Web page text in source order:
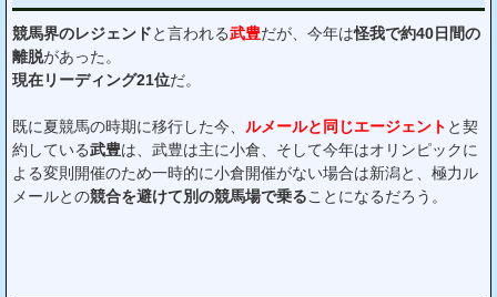
競馬界のレジェンドと言われる武豊だが、今年は怪我で約40日間の
離脱があった。
現在リーディング21位だ。
既に夏競馬の時期に移行した今、 ルメールと同じエージェント と契
約している武豊は、武豊は主に小倉、そして今年はオリンピックに
よる変則開催のため一時的に小倉開催がない場合は新潟と、極力ル
メールとの競合を避けて別の競馬場で乗ることになるだろう。